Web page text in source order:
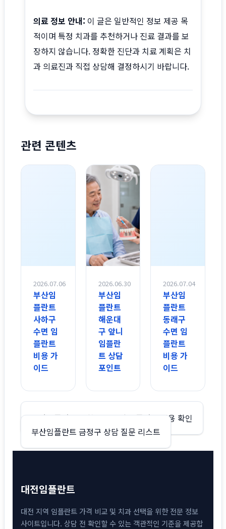
의료 정보 안내: 이 글은 일반적인 정보 제공 목
적이며 특정 치과를 추천하거나 진료 결과를 보
장하지 않습니다. 정확한 진단과 치료 계획은 치
과 의료진과 직접 상담해 결정하시기 바랍니다.
관련 콘텐츠
2026.07.06
부산임
플란트
사하구
수면 임
플란트
비용 가
이드
2026.06.30
부산임
플란트
해운대
구 앞니
임플란
트 상담
포인트
2026.07.04
부산임
플란트
동래구
수면 임
플란트
비용 가
이드
글부산임플란트 사하구 오스템 임플란트 비용 확인
부산임플란트 금정구 상담 질문 리스트
대전임플란트
대전 지역 임플란트 가격 비교 및 치과 선택을 위한 전문 정보
사이트입니다. 상담 전 확인할 수 있는 객관적인 기준을 제공합